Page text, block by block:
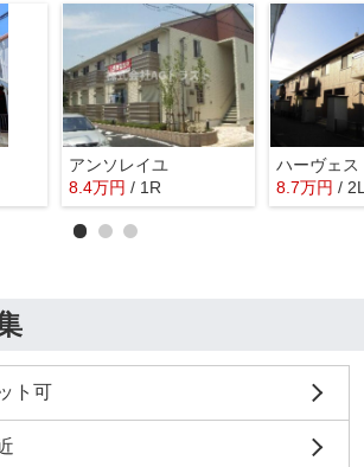
アンソレイユ
8.4万円 / 1R
ハーヴェ
8.7万円 /
ト可